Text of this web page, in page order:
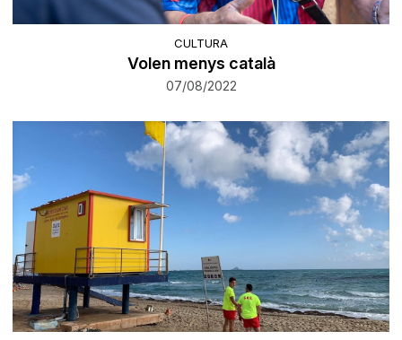
CULTURA
Volen menys català
07/08/2022